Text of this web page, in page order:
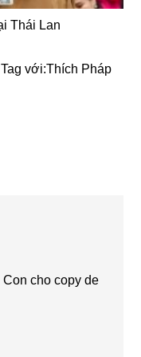
Thái Lan
Tag với:Thích Pháp
cho copy de